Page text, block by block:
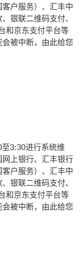
户服务）、汇丰中
银联二维码支付、
和京东支付平台等
被中断，由此给您
3:30进行系统维
上银行、汇丰银行
户服务）、汇丰中
银联二维码支付、
和京东支付平台等
被中断，由此给您